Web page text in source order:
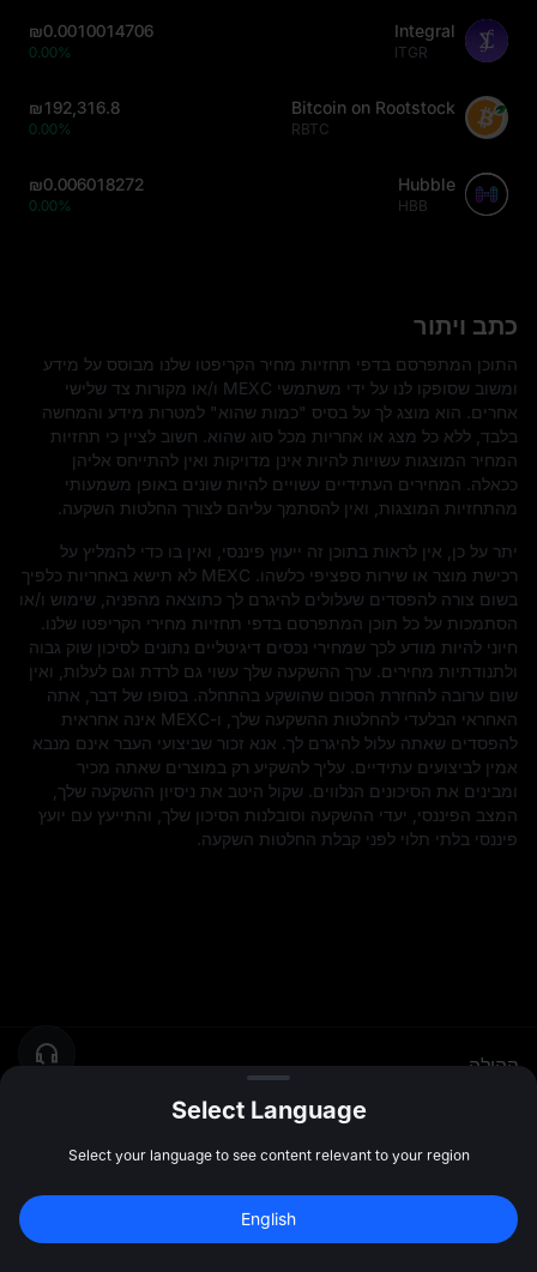
Integral
ITGR
₪0.0010014706
0.00%
Bitcoin on Rootstock
RBTC
₪192,316.8
0.00%
Hubble
HBB
₪0.006018272
0.00%
כתב ויתור
התוכן המתפרסם בדפי תחזיות מחיר הקריפטו שלנו מבוסס על מידע
ומשוב שסופקו לנו על ידי משתמשי MEXC ו/או מקורות צד שלישי
אחרים. הוא מוצג לך על בסיס "כמות שהוא" למטרות מידע והמחשה
בלבד, ללא כל מצג או אחריות מכל סוג שהוא. חשוב לציין כי תחזיות
המחיר המוצגות עשויות להיות אינן מדויקות ואין להתייחס אליהן
ככאלה. המחירים העתידיים עשויים להיות שונים באופן משמעותי
מהתחזיות המוצגות, ואין להסתמך עליהם לצורך החלטות השקעה.
יתר על כן, אין לראות בתוכן זה ייעוץ פיננסי, ואין בו כדי להמליץ על
רכישת מוצר או שירות ספציפי כלשהו. MEXC לא תישא באחריות כלפיך
בשום צורה להפסדים שעלולים להיגרם לך כתוצאה מהפניה, שימוש ו/או
הסתמכות על כל תוכן המתפרסם בדפי תחזיות מחירי הקריפטו שלנו.
חיוני להיות מודע לכך שמחירי נכסים דיגיטליים נתונים לסיכון שוק גבוה
ולתנודתיות מחירים. ערך ההשקעה שלך עשוי גם לרדת וגם לעלות, ואין
שום ערובה להחזרת הסכום שהושקע בהתחלה. בסופו של דבר, אתה
האחראי הבלעדי להחלטות ההשקעה שלך, ו-MEXC אינה אחראית
להפסדים שאתה עלול להיגרם לך. אנא זכור שביצועי העבר אינם מנבא
אמין לביצועים עתידיים. עליך להשקיע רק במוצרים שאתה מכיר
ומבינים את הסיכונים הנלווים. שקול היטב את ניסיון ההשקעה שלך,
המצב הפיננסי, יעדי ההשקעה וסובלנות הסיכון שלך, והתייעץ עם יועץ
פיננסי בלתי תלוי לפני קבלת החלטות השקעה.
קהילה יוֹתֵר
Select Language
Select your language to see content relevant to your region
English